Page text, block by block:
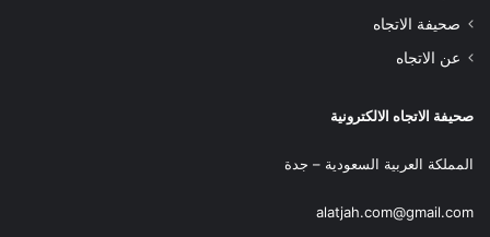
صحيفة الاتجاه
عن الاتجاه
صحيفة الاتجاه الالكترونية
المملكة العربية السعودية – جدة
alatjah.com@gmail.com